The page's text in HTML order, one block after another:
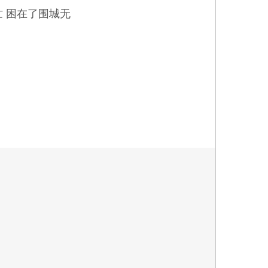
困在了围城无